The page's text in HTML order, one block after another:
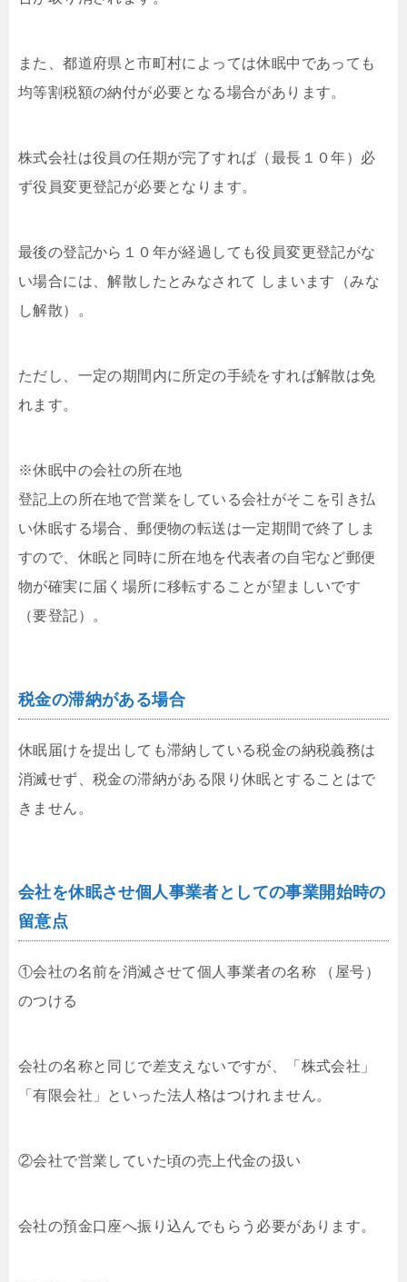
また、都道府県と市町村によっては休眠中であっても
均等割税額の納付が必要となる場合があります。
株式会社は役員の任期が完了すれば（最長１０年）必
ず役員変更登記が必要となります。
最後の登記から１０年が経過しても役員変更登記がな
い場合には、解散したとみなされて しまいます（みな
し解散）。
ただし、一定の期間内に所定の手続をすれば解散は免
れます。
※休眠中の会社の所在地
登記上の所在地で営業をしている会社がそこを引き払
い休眠する場合、郵便物の転送は一定期間で終了しま
すので、休眠と同時に所在地を代表者の自宅など郵便
物が確実に届く場所に移転することが望ましいです
（要登記）。
税金の滞納がある場合
休眠届けを提出しても滞納している税金の納税義務は
消滅せず、税金の滞納がある限り休眠とすることはで
きません。
会社を休眠させ個人事業者としての事業開始時の
留意点
①会社の名前を消滅させて個人事業者の名称 （屋号）
のつける
会社の名称と同じで差支えないですが、「株式会社」
「有限会社」といった法人格はつけれません。
②会社で営業していた頃の売上代金の扱い
会社の預金口座へ振り込んでもらう必要があります。